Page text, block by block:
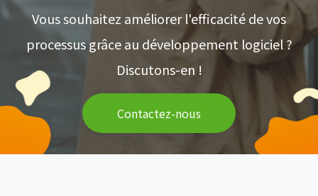
Vous souhaitez améliorer l'efficacité de vos
processus grâce au développement logiciel ?
Discutons-en !
Contactez-nous